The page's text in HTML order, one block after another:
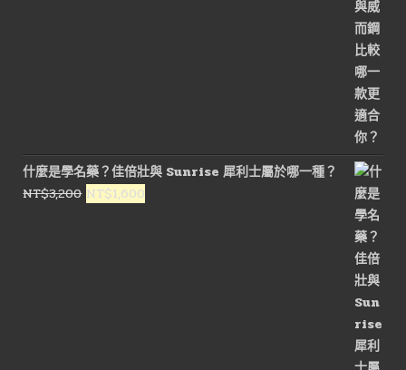
什麼是學名藥？佳倍壯與 Sunrise 犀利士屬於哪一種？
NT$3,200 原
NT$1,600